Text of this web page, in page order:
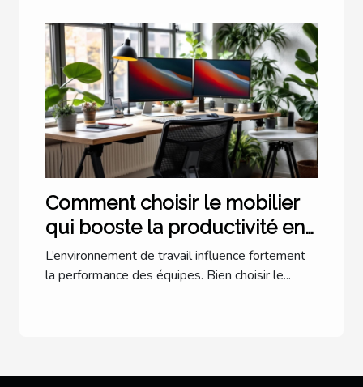
Comment choisir le mobilier
qui booste la productivité en
entreprise ?
L’environnement de travail influence fortement
la performance des équipes. Bien choisir le...